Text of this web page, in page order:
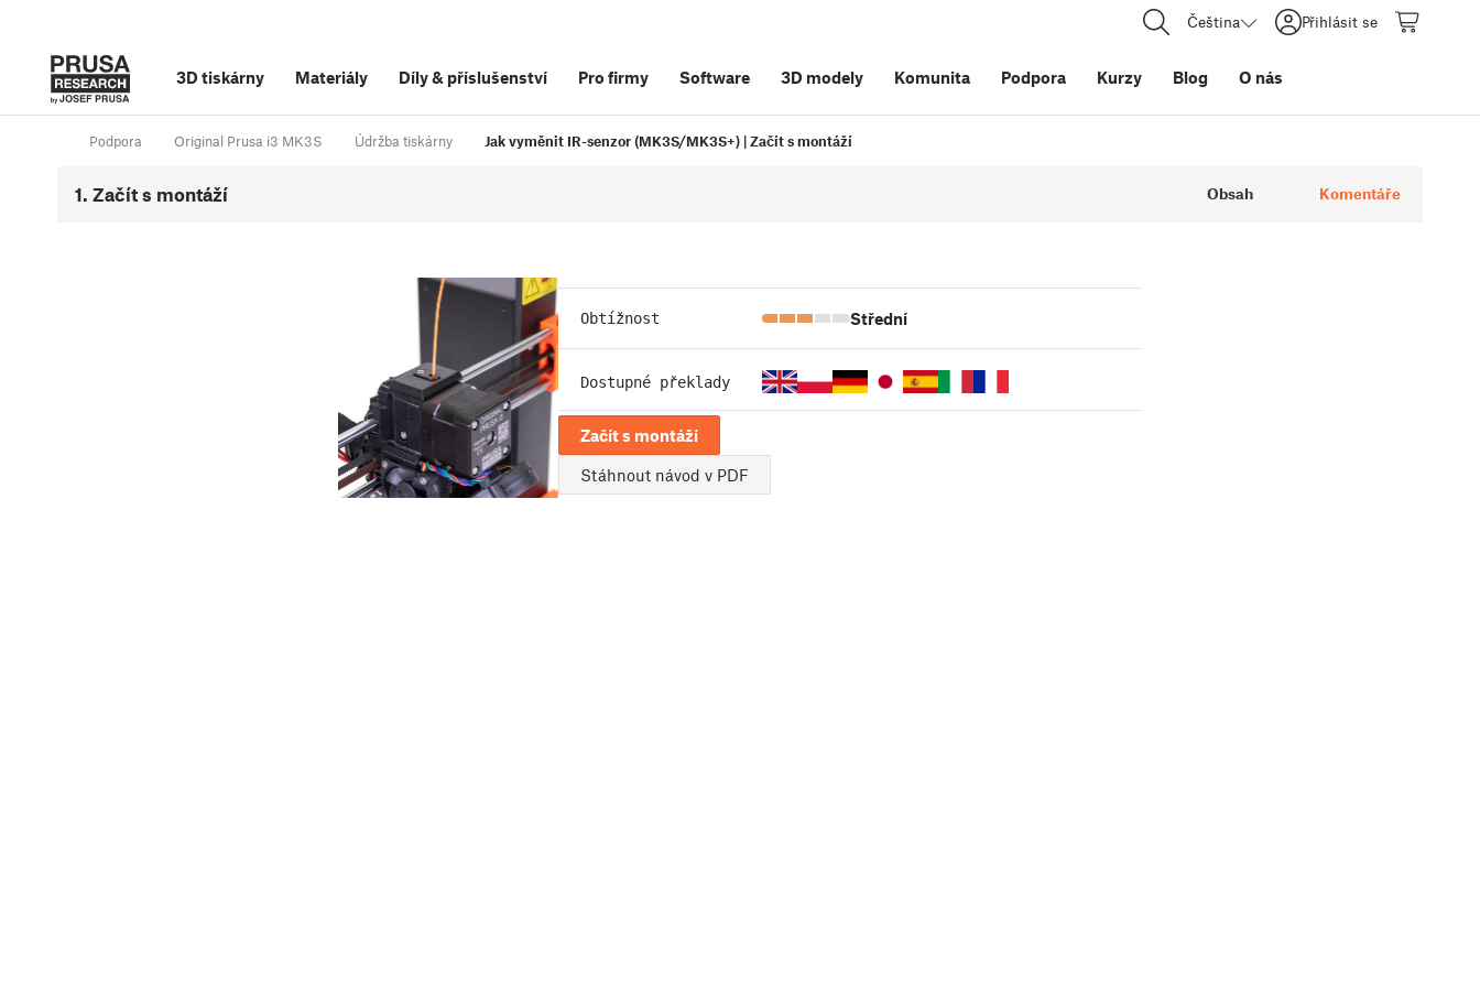
Čeština Přihlásit se
3D tiskárny Materiály Díly& příslušenství Pro firmy Software 3D modely Komunita Podpora Kurzy Blog O nás
Podpora Original Prusa i3 MK3S Údržba tiskárny Jak vyměnit IR-senzor (MK3S/MK3S+) | Začít s montáží
1. Začít s montáží Obsah Komentáře
Obtížnost Střední
Dostupné překlady
Začít s montáží
Stáhnout návod v PDF